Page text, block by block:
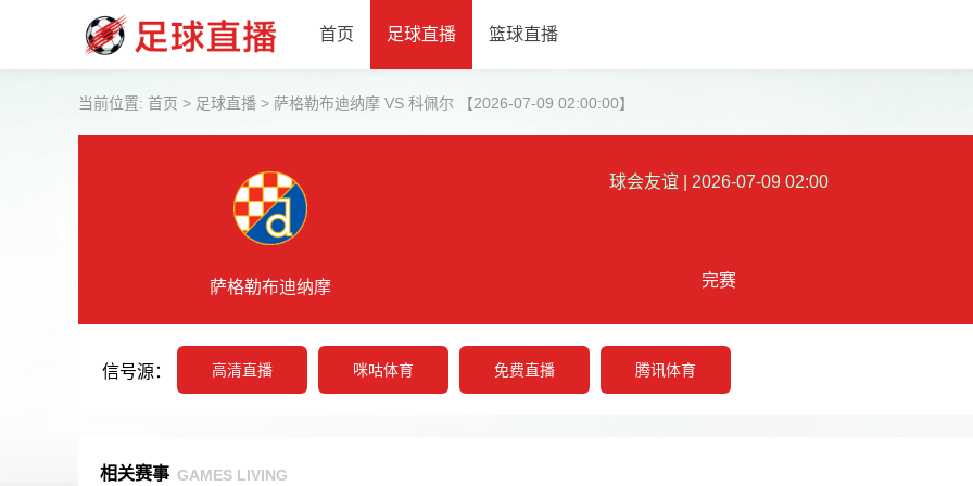
首页 足球直播 篮球直播
当前位置: 首页 > 足球直播 > 萨格勒布迪纳摩 VS 科佩尔 【2026-07-09 02:00:00】
萨格勒布迪纳摩
球会友谊 2026-07-09 02:00
完赛
信号源： 高清直播 咪咕体育 免费直播 腾讯体育
相关赛事 GAMES LIVING